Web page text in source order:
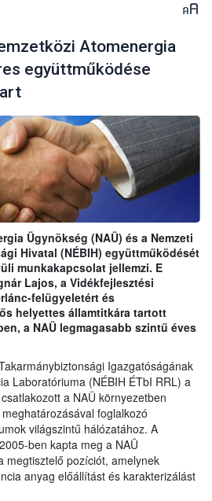
Atomenergia
együttműködése
Ügynökség (NAÜ) és a Nemzeti
Hivatal (NÉBIH) együttműködését
munkakapcsolat jellemzi. E
Lajos, a Vidékfejlesztési
felügyeletért és
helyettes államtitkára tartott
a NAÜ legmagasabb szintű éves
Igazgatóságának
Laboratóriuma (NÉBIH ÉTbI RRL) a
a NAÜ környezetben
foglalkozó
világszintű hálózatához. A
ben kapta meg a NAÜ
megtisztelő pozíciót, amelynek
anyag előállítást és karakterizálást